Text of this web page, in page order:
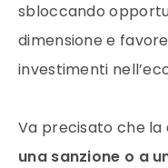
sbloccando
dimensione e
investimenti
Va precisato che la
una sanzione o a